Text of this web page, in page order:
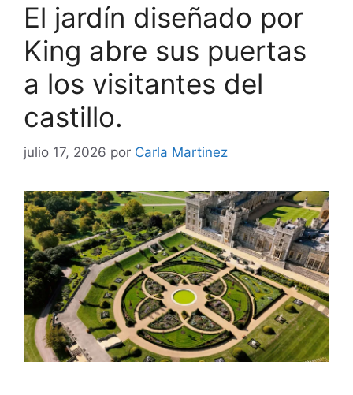
El jardín diseñado por
King abre sus puertas
a los visitantes del
castillo.
julio 17, 2026 por Carla Martinez